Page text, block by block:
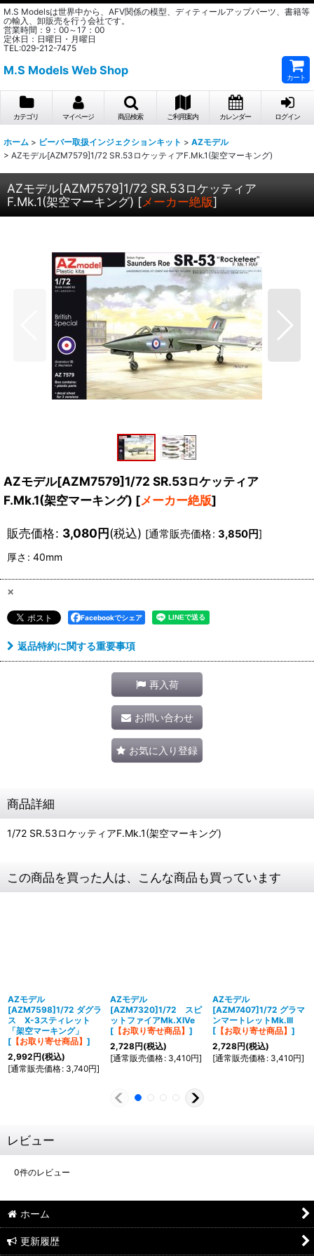
M.S Modelsは世界中から、AFV関係の模型、ディティールアップパーツ、書籍等
の輸入、卸販売を行う会社です。
営業時間：9：00～17：00
定休日：日曜日・月曜日
TEL:029-212-7475
M.S Models Web Shop
カート
カテゴリ マイページ 商品検索 ご利用案内 カレンダー ログイン
ホーム > ビーバー取扱インジェクションキット > AZモデル
> AZモデル[AZM7579]1/72 SR.53ロケッティアF.Mk.1(架空マーキング)
AZモデル[AZM7579]1/72 SR.53ロケッティア
F.Mk.1(架空マーキング) [メーカー絶版]
AZモデル[AZM7579]1/72 SR.53ロケッティア
F.Mk.1(架空マーキング) [メーカー絶版]
販売価格: 3,080円(税込) [通常販売価格: 3,850円]
厚さ : 40mm
×
Facebookでシェア
返品特約に関する重要事項
再入荷
お問い合わせ
お気に入り登録
商品詳細
1/72 SR.53ロケッティアF.Mk.1(架空マーキング)
この商品を買った人は、こんな商品も買っています
AZモデル
[AZM7598]1/72 ダグラ
ス X-3スティレット
「架空マーキング」
[ 【お取り寄せ商品】 ]
2,992円(税込)
[通常販売価格: 3,740円]
AZモデル
[AZM7320]1/72 スピ
ットファイアMk.XIVe
[ 【お取り寄せ商品】 ]
2,728円(税込)
[通常販売価格: 3,410円]
AZモデル
[AZM7407]1/72 グラマ
ンマートレットMk.III
[ 【お取り寄せ商品】 ]
2,728円(税込)
[通常販売価格: 3,410円]
レビュー
0件のレビュー
ホーム
更新履歴